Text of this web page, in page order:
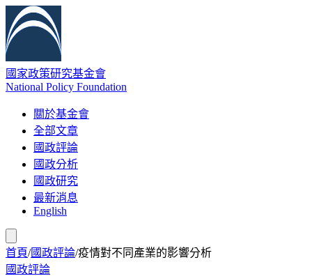
國家政策研究基金會
National Policy Foundation
關於基金會
全部文章
國政評論
國政分析
國政研究
最新消息
English
首頁/國政評論/疫情對不同產業的影響分析
國政評論